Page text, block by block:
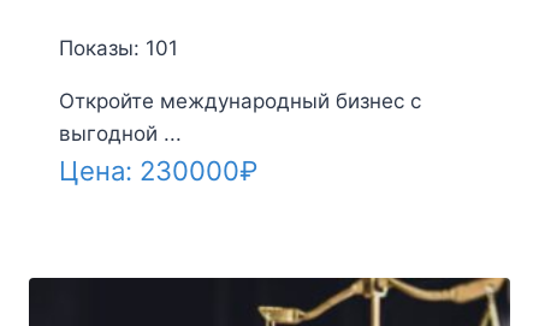
Показы: 101
Откройте международный бизнес с
выгодной ...
Цена: 230000₽